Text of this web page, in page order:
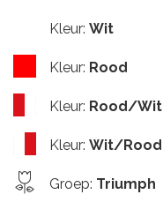
Kleur: Wit
Kleur: Rood
Kleur: Rood/Wit
Kleur: Wit/Rood
Groep: Triumph